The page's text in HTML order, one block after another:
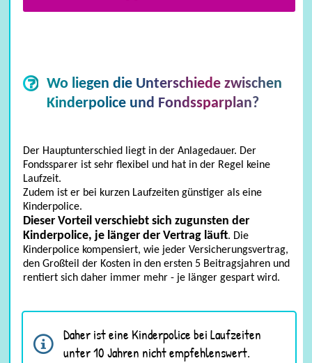
Wo liegen die Unterschiede zwischen
Kinderpolice und Fondssparplan?
Der Hauptunterschied liegt in der Anlagedauer. Der
Fondssparer ist sehr flexibel und hat in der Regel keine
Laufzeit.
Zudem ist er bei kurzen Laufzeiten günstiger als eine
Kinderpolice.
Dieser Vorteil verschiebt sich zugunsten der
Kinderpolice, je länger der Vertrag läuft. Die
Kinderpolice kompensiert, wie jeder Versicherungsvertrag,
den Großteil der Kosten in den ersten 5 Beitragsjahren und
rentiert sich daher immer mehr - je länger gespart wird.
Daher ist eine Kinderpolice bei Laufzeiten
unter 10 Jahren nicht empfehlenswert.